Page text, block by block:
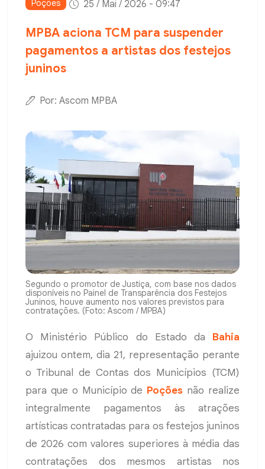
Poções 25 / Mai / 2026 - 09:47
MPBA aciona TCM para suspender
pagamentos a artistas dos festejos
juninos
Por: Ascom MPBA
Segundo o promotor de Justiça, com base nos dados
disponíveis no Painel de Transparência dos Festejos
Juninos, houve aumento nos valores previstos para
contratações. (Foto: Ascom / MPBA)
O Ministério Público do Estado da Bahia
ajuizou ontem, dia 21, representação perante
o Tribunal de Contas dos Municípios (TCM)
para que o Município de Poções não realize
integralmente pagamentos às atrações
artísticas contratadas para os festejos juninos
de 2026 com valores superiores à média das
contratações dos mesmos artistas nos